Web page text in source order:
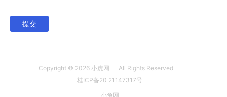
提交
Copyright © 2026 小虎网
All Rights Reserved
桂ICP备20 21147317号
小兔网